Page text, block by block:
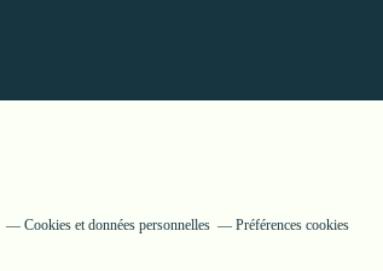
Cookies et données personnelles Préférences cookies